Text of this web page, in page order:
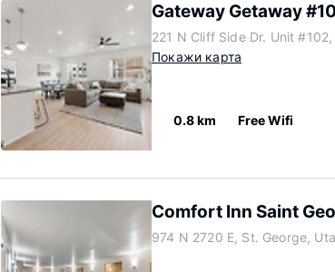
Gateway Getaway
221 N Cliff Side Dr. Unit
Покажи карта
0.8 km Free Wifi
Comfort Inn Saint
974 N 2720 E, St. George,